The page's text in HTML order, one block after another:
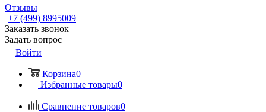
Отзывы
+7 (499) 8995009
Заказать звонок
Задать вопрос
Войти
Корзина0
Избранные товары0
Сравнение товаров0